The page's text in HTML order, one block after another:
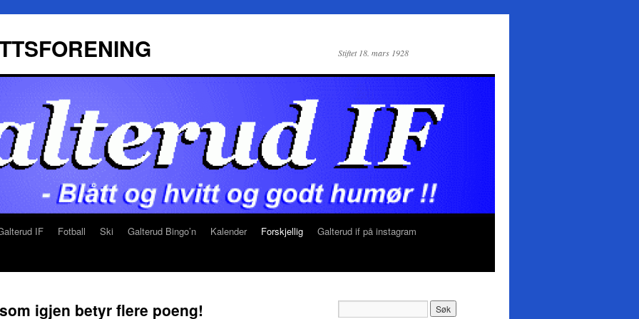
Stiftet 18. mars 1928
IF Fotball Ski Galterud Bingo’n Kalender Forskjellig
Galterud if på instagram
igjen betyr flere poeng!